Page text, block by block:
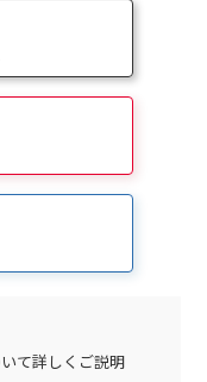
て詳しくご説明